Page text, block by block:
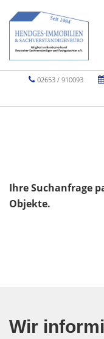
02653 / 910093
Ihre Suchanfrage
Objekte.
Wir